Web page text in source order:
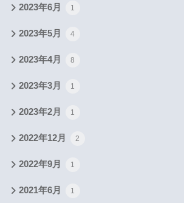
2023年6月 1
2023年5月 4
2023年4月 8
2023年3月 1
2023年2月 1
2022年12月 2
2022年9月 1
2021年6月 1